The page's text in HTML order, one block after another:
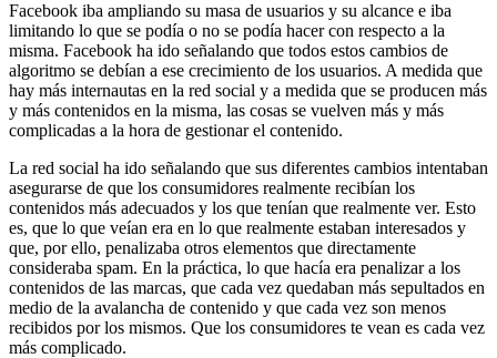
Facebook iba ampliando su masa de usuarios y su alcance e iba
limitando lo que se podía o no se podía hacer con respecto a la
misma. Facebook ha ido señalando que todos estos cambios de
algoritmo se debían a ese crecimiento de los usuarios. A medida que
hay más internautas en la red social y a medida que se producen más
y más contenidos en la misma, las cosas se vuelven más y más
complicadas a la hora de gestionar el contenido.
La red social ha ido señalando que sus diferentes cambios intentaban
asegurarse de que los consumidores realmente recibían los
contenidos más adecuados y los que tenían que realmente ver. Esto
es, que lo que veían era en lo que realmente estaban interesados y
que, por ello, penalizaba otros elementos que directamente
consideraba spam. En la práctica, lo que hacía era penalizar a los
contenidos de las marcas, que cada vez quedaban más sepultados en
medio de la avalancha de contenido y que cada vez son menos
recibidos por los mismos. Que los consumidores te vean es cada vez
más complicado.